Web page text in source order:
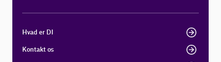
Hvad er DI
Kontakt os